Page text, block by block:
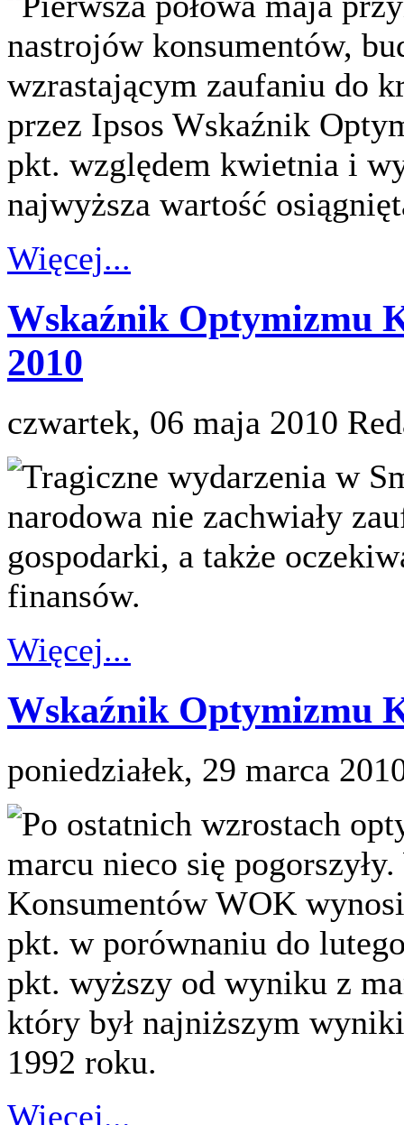
nastrojów konsumentów,
wzrastającym zaufaniu do
przez Ipsos Wskaźnik
pkt. względem kwietnia i
najwyższa wartość
Więcej...
Wskaźnik Optymizmu
2010
czwartek, 06 maja 2010
Tragiczne wydarzenia w
narodowa nie zachwiały
gospodarki, a także
finansów.
Więcej...
Wskaźnik Optymizmu
poniedziałek, 29 marca
Po ostatnich wzrostach
marcu nieco się
Konsumentów WOK
pkt. w porównaniu do
pkt. wyższy od wyniku z
który był najniższym
1992 roku.
Więcej...